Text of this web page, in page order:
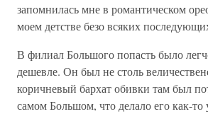
запомнилась мне в романтическом
моем детстве безо всяких
В филиал Большого попасть было
дешевле. Он был не столь
коричневый бархат обивки там был
самом Большом, что делало его как-